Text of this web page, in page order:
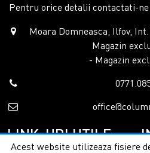
Pentru orice detalii contactati-
Moara Domneasca, Ilfov,
Magazin
- Magazin
LINK-URI UTILE
Acest website utilizeaza fisiere